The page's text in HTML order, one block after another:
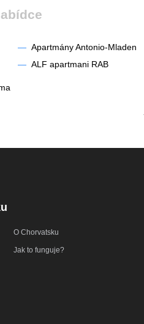
— Apartmány Antonio-Mladen
— ALF apartmani RAB
O Chorvatsku
Jak to funguje?